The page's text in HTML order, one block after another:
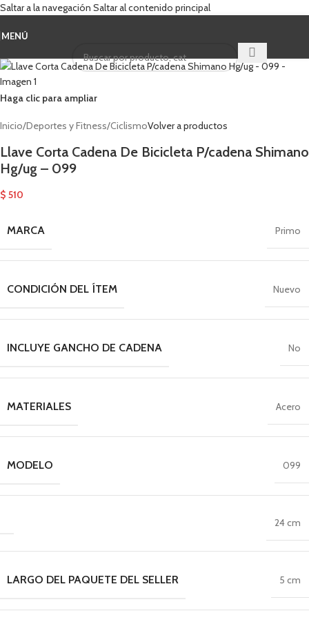
Saltar a la navegación Saltar al contenido principal
MENÚ
Cuando hay
Haga clic para ampliar
Inicio/Deportes y Fitness/CiclismoVolver a productos
Llave Corta Cadena De Bicicleta P/cadena Shimano
Hg/ug – 099
$ 510
MARCA Primo
CONDICIÓN DEL ÍTEM Nuevo
INCLUYE GANCHO DE CADENA No
MATERIALES Acero
MODELO 099
24 cm
LARGO DEL PAQUETE DEL SELLER 5 cm